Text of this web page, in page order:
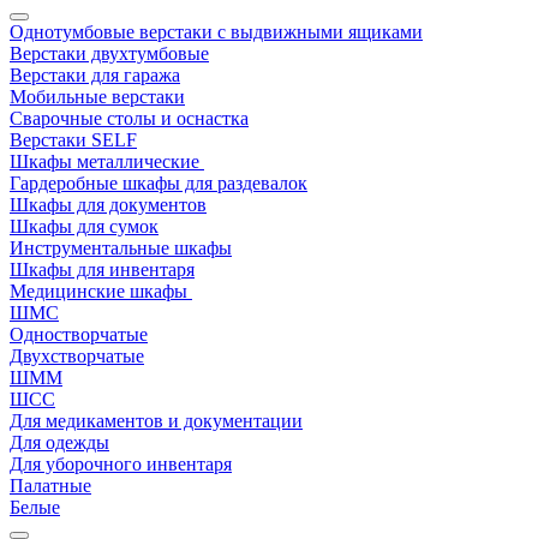
Однотумбовые верстаки с выдвижными ящиками
Верстаки двухтумбовые
Верстаки для гаража
Мобильные верстаки
Сварочные столы и оснастка
Верстаки SELF
Шкафы металлические
Гардеробные шкафы для раздевалок
Шкафы для документов
Шкафы для сумок
Инструментальные шкафы
Шкафы для инвентаря
Медицинские шкафы
ШМС
Одностворчатые
Двухстворчатые
ШММ
ШСС
Для медикаментов и документации
Для одежды
Для уборочного инвентаря
Палатные
Белые